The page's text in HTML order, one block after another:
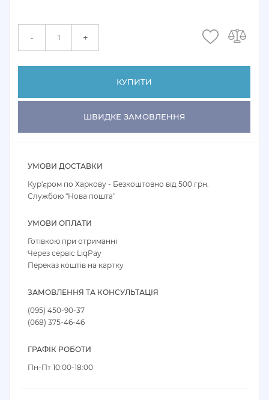
- +
КУПИТИ
ШВИДКЕ ЗАМОВЛЕННЯ
УМОВИ ДОСТАВКИ
Кур'єром по Харкову - Безкоштовно від 500 грн.
Службою "Нова пошта"
УМОВИ ОПЛАТИ
Готівкою при отриманні
Через сервіс LiqPay
Переказ коштів на картку
ЗАМОВЛЕННЯ ТА КОНСУЛЬТАЦІЯ
(095) 450-90-37
(068) 375-46-46
ГРАФІК РОБОТИ
Пн-Пт 10:00-18:00